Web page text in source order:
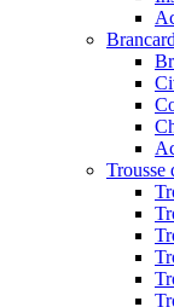
Trousse